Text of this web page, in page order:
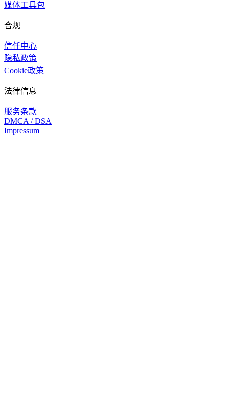
媒体工具包
合规
信任中心
隐私政策
Cookie政策
法律信息
服务条款
DMCA / DSA
Impressum